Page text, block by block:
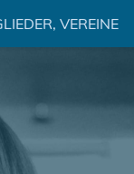
VEREINE